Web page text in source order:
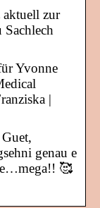
zur
Yvonne
|
genau e
🥰